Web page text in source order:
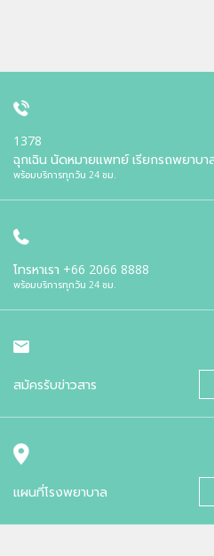
1378
ฉุกเฉิน นัดหมายแพทย์ เรียกรถพยาบา
พร้อมบริการทุกวัน 24 ชม.
โทรหาเรา +66 2066 8888
พร้อมบริการทุกวัน 24 ชม.
สมัครรับข่าวสาร
แผนที่โรงพยาบาล